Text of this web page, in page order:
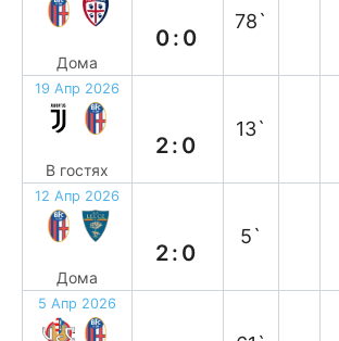
Дома
0:0
78`
19 Апр 2026
В гостях
2:0
13`
12 Апр 2026
Дома
2:0
5`
5 Апр 2026